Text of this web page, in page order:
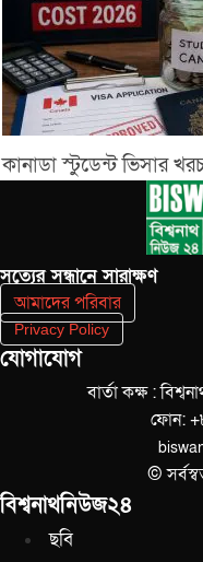
কানাডা স্টুডেন্ট ভিসার
সত‌্যের সন্ধানে সারাক্ষণ
আমাদের পরিবার
Privacy Policy
যোগাযোগ
বার্তা কক্ষ :
ফোন:
©
বিশ্বনাথনিউজ২৪
ছবি